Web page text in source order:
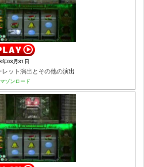
年03月31日
レット演出とその他の演出
ゾンロード